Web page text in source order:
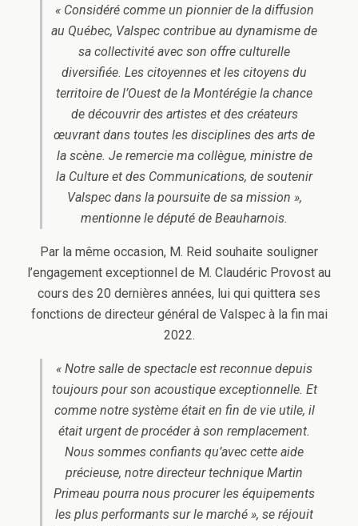
« Considéré comme un pionnier de la diffusion
au Québec, Valspec contribue au dynamisme de
sa collectivité avec son offre culturelle
diversifiée. Les citoyennes et les citoyens du
territoire de l’Ouest de la Montérégie la chance
de découvrir des artistes et des créateurs
œuvrant dans toutes les disciplines des arts de
la scène. Je remercie ma collègue, ministre de
la Culture et des Communications, de soutenir
Valspec dans la poursuite de sa mission »,
mentionne le député de Beauharnois.
Par la même occasion, M. Reid souhaite souligner
l’engagement exceptionnel de M. Claudéric Provost au
cours des 20 dernières années, lui qui quittera ses
fonctions de directeur général de Valspec à la fin mai
2022.
« Notre salle de spectacle est reconnue depuis
toujours pour son acoustique exceptionnelle. Et
comme notre système était en fin de vie utile, il
était urgent de procéder à son remplacement.
Nous sommes confiants qu’avec cette aide
précieuse, notre directeur technique Martin
Primeau pourra nous procurer les équipements
les plus performants sur le marché », se réjouit